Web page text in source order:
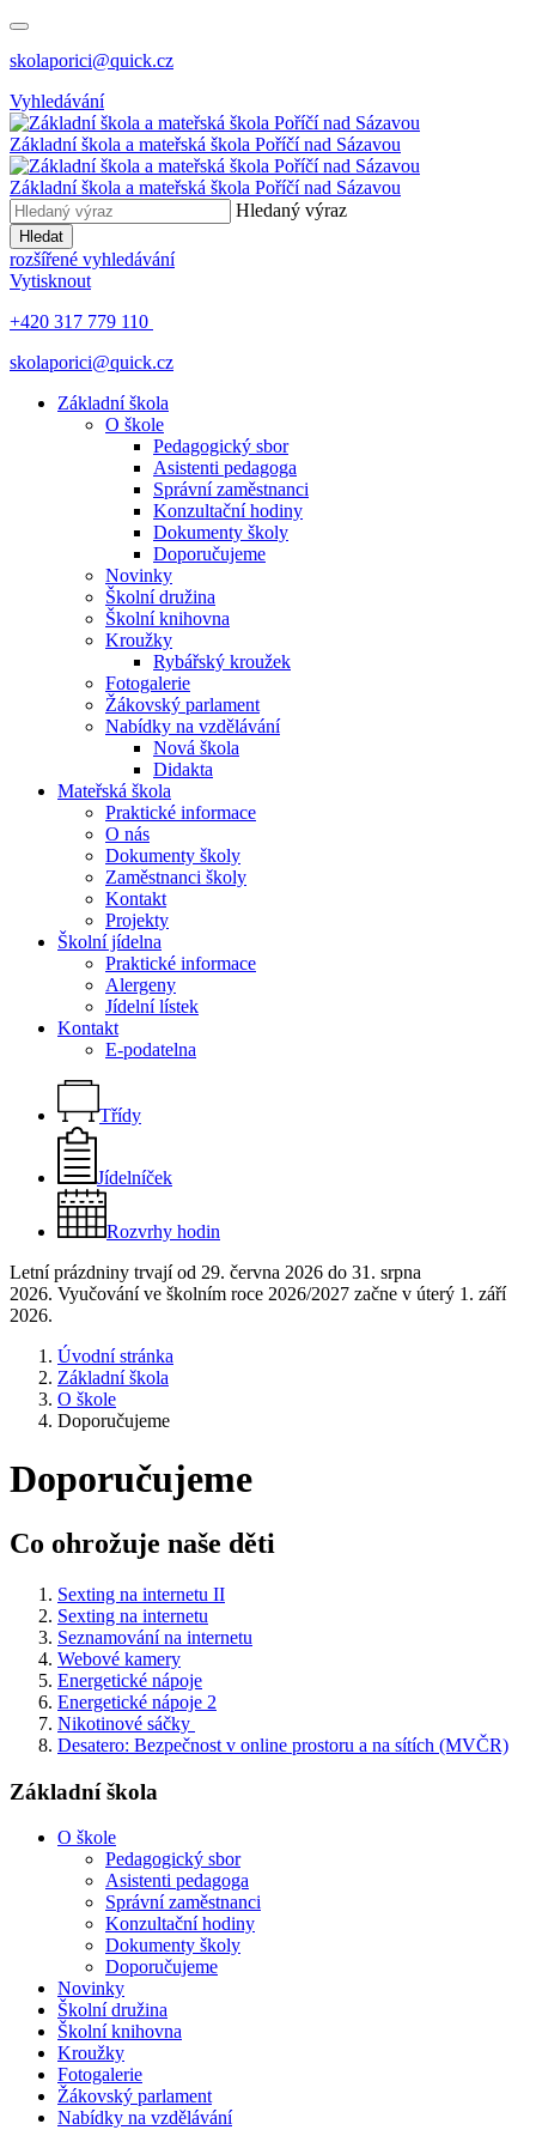
skolaporici@quick.cz
Vyhledávání
Základní škola a mateřská škola Poříčí nad Sázavou
Základní škola a mateřská škola Poříčí nad Sázavou
Hledaný výraz
Hledat
rozšířené vyhledávání
Vytisknout
+420 317 779 110
skolaporici@quick.cz
Základní škola
O škole
Pedagogický sbor
Asistenti pedagoga
Správní zaměstnanci
Konzultační hodiny
Dokumenty školy
Doporučujeme
Novinky
Školní družina
Školní knihovna
Kroužky
Rybářský kroužek
Fotogalerie
Žákovský parlament
Nabídky na vzdělávání
Nová škola
Didakta
Mateřská škola
Praktické informace
O nás
Dokumenty školy
Zaměstnanci školy
Kontakt
Projekty
Školní jídelna
Praktické informace
Alergeny
Jídelní lístek
Kontakt
E-podatelna
Třídy
Jídelníček
Rozvrhy hodin
Letní prázdniny trvají od 29. června 2026 do 31. srpna
2026. Vyučování ve školním roce 2026/2027 začne v úterý 1. září
2026.
Úvodní stránka
Základní škola
O škole
Doporučujeme
Doporučujeme
Co ohrožuje naše děti
Sexting na internetu II
Sexting na internetu
Seznamování na internetu
Webové kamery
Energetické nápoje
Energetické nápoje 2
Nikotinové sáčky
Desatero: Bezpečnost v online prostoru a na sítích (MVČR)
Základní škola
O škole
Pedagogický sbor
Asistenti pedagoga
Správní zaměstnanci
Konzultační hodiny
Dokumenty školy
Doporučujeme
Novinky
Školní družina
Školní knihovna
Kroužky
Fotogalerie
Žákovský parlament
Nabídky na vzdělávání